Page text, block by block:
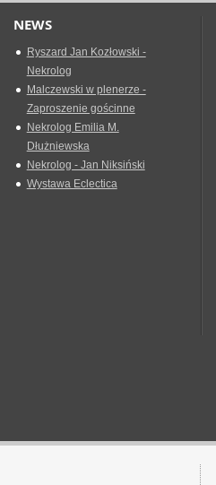
NEWS
Ryszard Jan Kozłowski -
Nekrolog
Malczewski w plenerze -
Zaproszenie gościnne
Nekrolog Emilia M.
Dłużniewska
Nekrolog - Jan Niksiński
Wystawa Eclectica